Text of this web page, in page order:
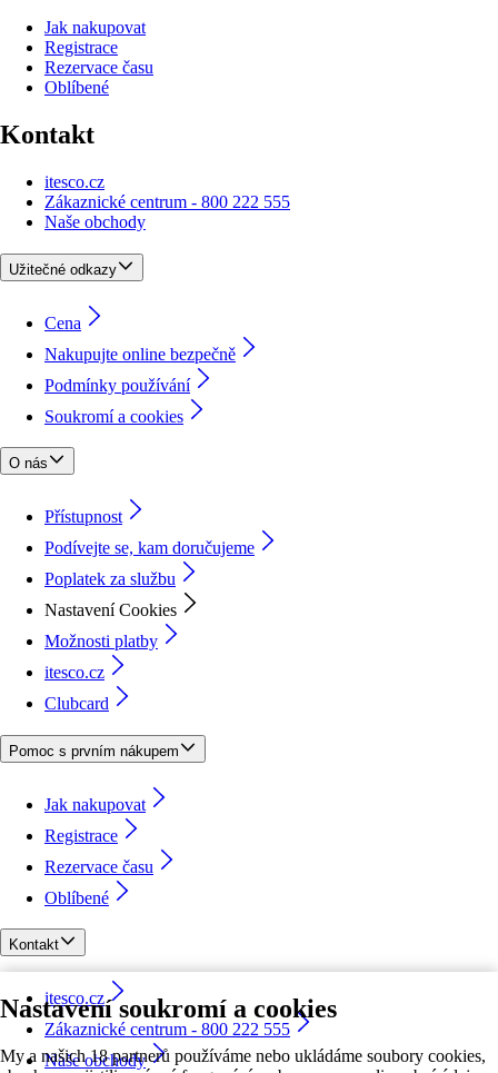
Nastavení soukromí a cookies
My a našich 18 partnerů používáme nebo ukládáme soubory cookies,
Jak nakupovat
Registrace
Rezervace času
Oblíbené
Kontakt
itesco.cz
Zákaznické centrum - 800 222 555
Naše obchody
Užitečné odkazy
Cena
Nakupujte online bezpečně
Podmínky používání
Soukromí a cookies
O nás
Přístupnost
Podívejte se, kam doručujeme
Poplatek za službu
Nastavení Cookies
Možnosti platby
itesco.cz
Clubcard
Pomoc s prvním nákupem
Jak nakupovat
Registrace
Rezervace času
Oblíbené
Kontakt
itesco.cz
Zákaznické centrum - 800 222 555
Naše obchody